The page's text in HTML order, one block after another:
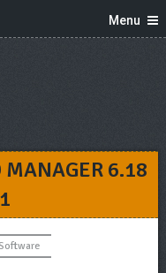
Menu
MANAGER 6.18
Software